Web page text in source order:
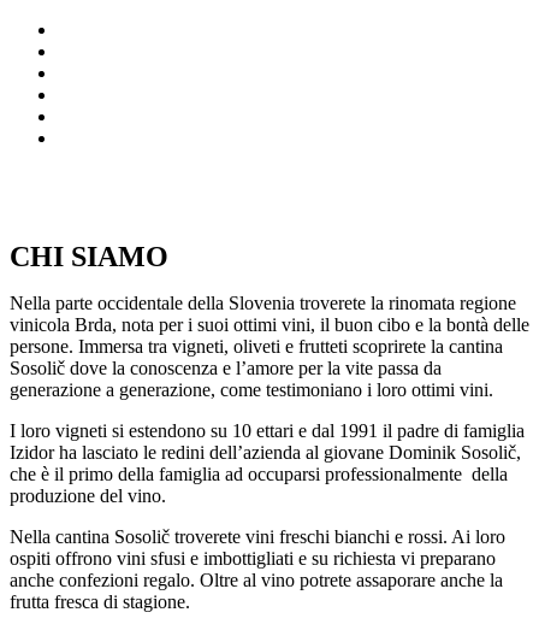
CHI SIAMO
Nella parte occidentale della Slovenia troverete la rinomata regione
vinicola Brda, nota per i suoi ottimi vini, il buon cibo e la bontà delle
persone. Immersa tra vigneti, oliveti e frutteti scoprirete la cantina
Sosolič dove la conoscenza e l’amore per la vite passa da
generazione a generazione, come testimoniano i loro ottimi vini.
I loro vigneti si estendono su 10 ettari e dal 1991 il padre di famiglia
Izidor ha lasciato le redini dell’azienda al giovane Dominik Sosolič,
che è il primo della famiglia ad occuparsi professionalmente della
produzione del vino.
Nella cantina Sosolič troverete vini freschi bianchi e rossi. Ai loro
ospiti offrono vini sfusi e imbottigliati e su richiesta vi preparano
anche confezioni regalo. Oltre al vino potrete assaporare anche la
frutta fresca di stagione.